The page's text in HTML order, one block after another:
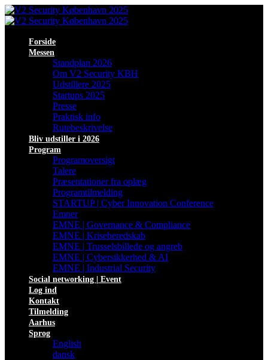
Forside
Messen
Standplan 2026
Om V2 Security KBH
Udstillere 2025
Startups 2025
Presse
Praktisk info
Rutebeskrivelse
Bliv udstiller i 2026
Program
Programoversigt
Talere
Præsentationer fra oplæg
Programtilmelding
STARTUP | Cyber Innovation Conference
Emner
EMNE | Governance & Compliance
EMNE | Kriseberedskab
EMNE | Trusselsbillede og angreb
EMNE | Cybersikkerhed & AI
EMNE | Industrial Security
Social networking | Event
Log ind
Kontakt
Tilmelding
Aarhus
Sprog
English
dansk